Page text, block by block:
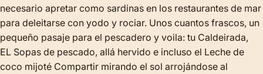
necesario apretar como sardinas en los restaurantes de mar
para deleitarse con yodo y rociar. Unos cuantos frascos, un
pequeño pasaje para el pescadero y voila: tu Caldeirada,
EL Sopas de pescado, allá hervido e incluso el Leche de
coco mijoté Compartir mirando el sol arrojándose al